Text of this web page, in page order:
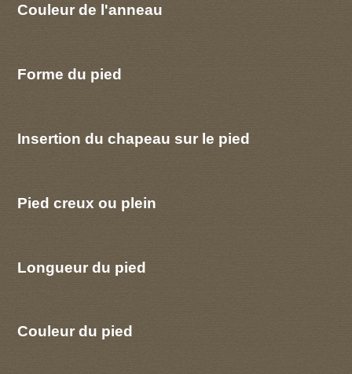
Couleur de l'anneau
Forme du pied
Insertion du chapeau sur le pied
Pied creux ou plein
Longueur du pied
Couleur du pied